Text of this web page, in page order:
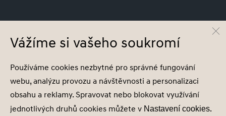
Infocentrum
800 800 900
Praze, oddíl C, vložka 202215, IČ 29127289
Vážíme si vašeho soukromí
Používáme cookies nezbytné pro správné fungování
webu, analýzu provozu a návštěvnosti a personalizaci
obsahu a reklamy. Spravovat nebo blokovat využívání
jednotlivých druhů cookies můžete v Nastavení cookies.